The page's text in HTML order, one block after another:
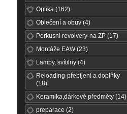
Optika (162)
Oblečení a obuv (4)
Perkusní revolvery-na ZP (17)
Montáže EAW (23)
Lampy, svítilny (4)
Reloading-přebíjení a doplňky
(18)
Keramika,dárkové předměty (14)
preparace (2)